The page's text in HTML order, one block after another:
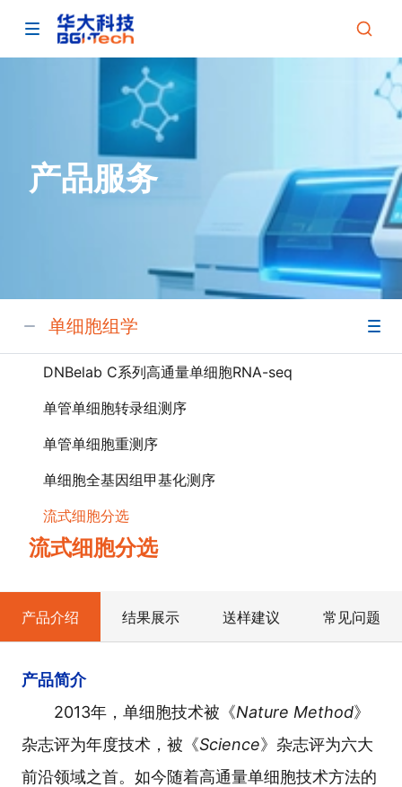
产品服务
单细胞组学
DNBelab C系列高通量单细胞RNA-seq
单管单细胞转录组测序
单管单细胞重测序
单细胞全基因组甲基化测序
流式细胞分选
流式细胞分选
产品介绍 结果展示 送样建议 常见问题
产品简介
2013年，单细胞技术被《Nature Method》
杂志评为年度技术，被《Science》杂志评为六大
前沿领域之首。如今随着高通量单细胞技术方法的